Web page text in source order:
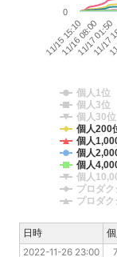
11/15 15:10
11/16 08:00
11/17 01:50
11/
0
個人1位
個人3位
個人30位
個人200
個人
個人
個人
個人
プロダ
プロダ
2022-11-26 23:00
日時
2022-11-26 23:00
日時